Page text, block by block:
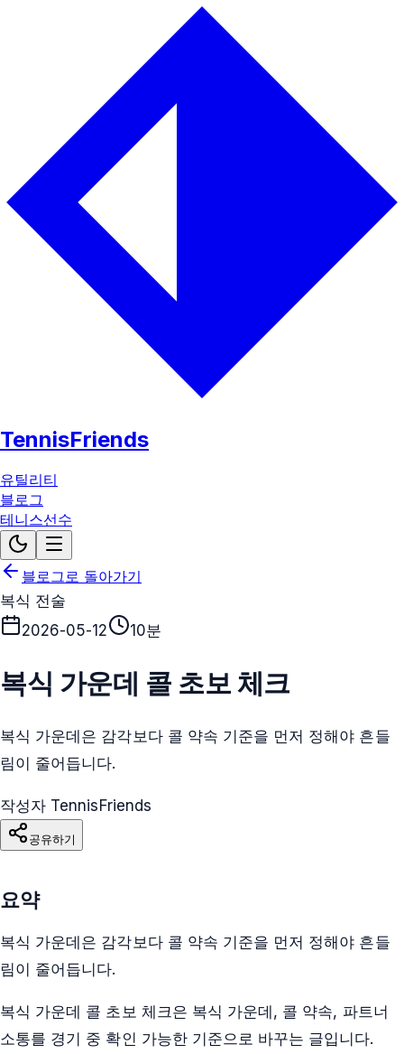
TennisFriends
유틸리티
블로그
테니스선수
블로그로 돌아가기
복식 전술
2026-05-12
10분
복식 가운데 콜 초보 체크
복식 가운데은 감각보다 콜 약속 기준을 먼저 정해야 흔들
림이 줄어듭니다.
작성자 TennisFriends
공유하기
요약
복식 가운데은 감각보다 콜 약속 기준을 먼저 정해야 흔들
림이 줄어듭니다.
복식 가운데 콜 초보 체크은 복식 가운데, 콜 약속, 파트너
소통를 경기 중 확인 가능한 기준으로 바꾸는 글입니다.